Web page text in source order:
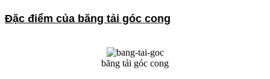
Đặc điểm của băng tải góc cong
băng tải góc cong